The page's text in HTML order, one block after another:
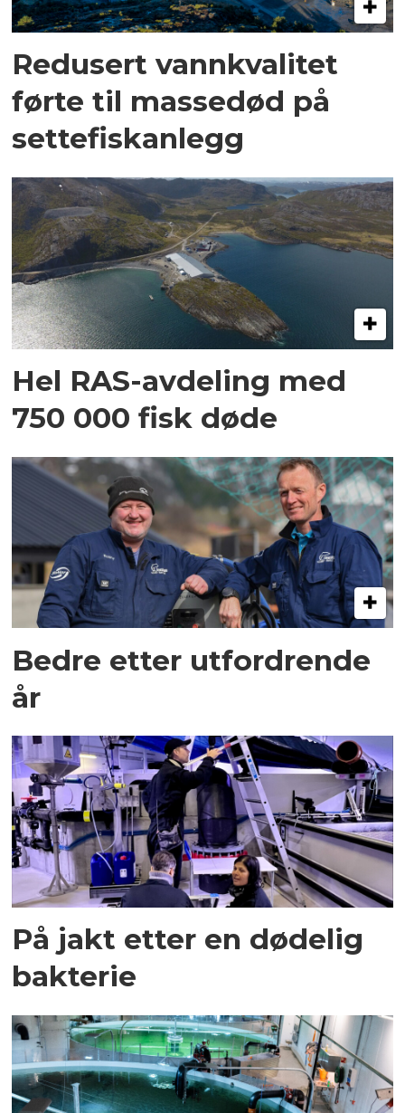
Redusert vannkvalitet
førte til massedød på
settefiskanlegg
Hel RAS-avdeling med
750 000 fisk døde
Bedre etter utfordrende
år
På jakt etter en dødelig
bakterie